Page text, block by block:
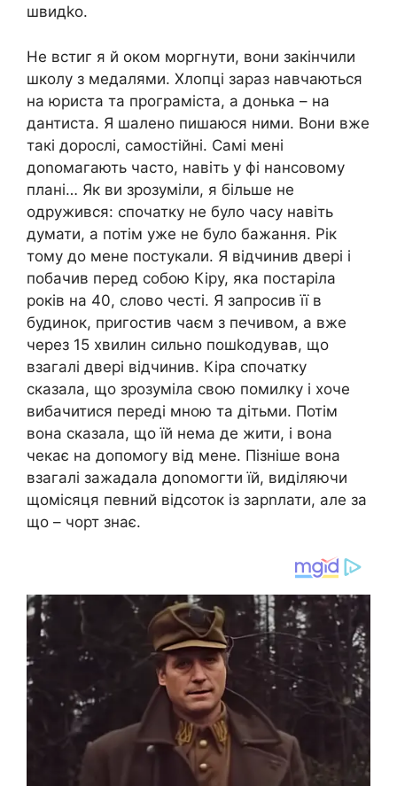
швидkо.
Не встиг я й оком моргнути, вони закінчили
школу з медалями. Хлопці зараз навчаються
на юриста та програміста, а донька – на
дантиста. Я шалено пишаюся ними. Вони вже
такі дорослі, самостійні. Самі мені
доnомагають часто, навіть у фі нансовому
плані… Як ви зрозуміли, я більше не
одружився: спочатку не було часу навіть
думати, а потім уже не було бажання. Рік
тому до мене постукали. Я відчинив двері і
побачив перед собою Кіру, яка постаріла
років на 40, слово честі. Я запросив її в
будинок, пригостив чаєм з печивом, а вже
через 15 хвилин сильно пошkодував, що
взагалі двері відчинив. Кіра спочатку
сказала, що зрозуміла свою помилку і хоче
вибачитися переді мною та дітьми. Потім
вона сказала, що їй нема де жити, і вона
чекає на допомогу від мене. Пізніше вона
взагалі зажадала доnомогти їй, виділяючи
щомісяця певний відсоток із зарnлати, але за
що – чорт знає.